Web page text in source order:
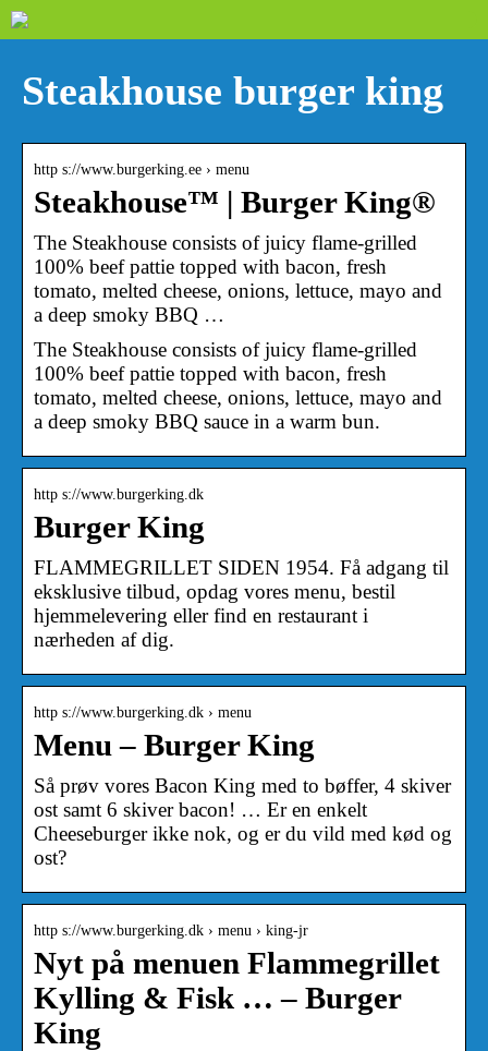
Steakhouse burger king
http s://www.burgerking.ee › menu
Steakhouse™ | Burger King®
The Steakhouse consists of juicy flame-grilled
100% beef pattie topped with bacon, fresh
tomato, melted cheese, onions, lettuce, mayo and
a deep smoky BBQ …
The Steakhouse consists of juicy flame-grilled
100% beef pattie topped with bacon, fresh
tomato, melted cheese, onions, lettuce, mayo and
a deep smoky BBQ sauce in a warm bun.
http s://www.burgerking.dk
Burger King
FLAMMEGRILLET SIDEN 1954. Få adgang til
eksklusive tilbud, opdag vores menu, bestil
hjemmelevering eller find en restaurant i
nærheden af ​​dig.
http s://www.burgerking.dk › menu
Menu – Burger King
Så prøv vores Bacon King med to bøffer, 4 skiver
ost samt 6 skiver bacon! … Er en enkelt
Cheeseburger ikke nok, og er du vild med kød og
ost?
http s://www.burgerking.dk › menu › king-jr
Nyt på menuen Flammegrillet
Kylling & Fisk … – Burger
King